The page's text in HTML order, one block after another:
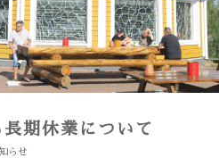
期休業について
らせ